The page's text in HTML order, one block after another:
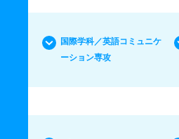
国際学科／英語コミュニケ
ーション専攻